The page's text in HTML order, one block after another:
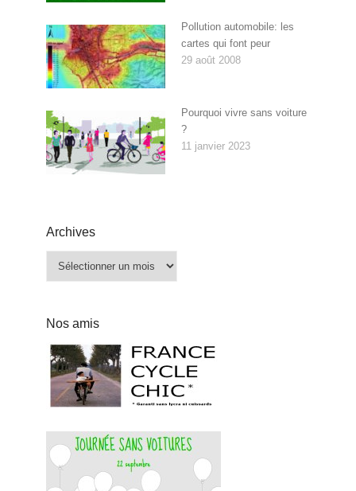
Pollution automobile: les
cartes qui font peur
29 août 2008
Pourquoi vivre sans voiture
?
11 janvier 2023
Archives
Nos amis